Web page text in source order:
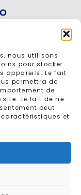
nous utilisons
pour stocker
appareils. Le fait
permettra de
de
Le fait de ne
peut
et
À L'INFOLETTRE